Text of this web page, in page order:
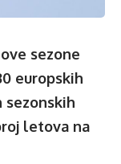
sezone
europskih
sezonskih
letova na